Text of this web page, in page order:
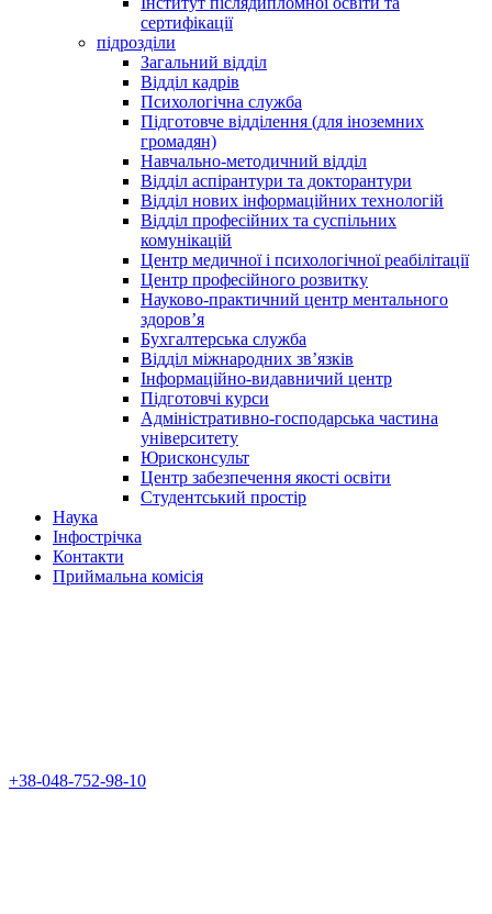
сертифікації
підрозділи
Загальний відділ
Відділ кадрів
Психологічна служба
Підготовче відділення (для іноземних
громадян)
Навчально-методичний відділ
Відділ аспірантури та докторантури
Відділ нових інформаційних технологій
Відділ професійних та суспільних
комунікацій
Центр медичної і психологічної реабілітації
Центр професійного розвитку
Науково-практичний центр ментального
здоров’я
Бухгалтерська служба
Відділ міжнародних зв’язків
Інформаційно-видавничий центр
Підготовчі курси
Адміністративно-господарська частина
університету
Юрисконсульт
Центр забезпечення якості освіти
Студентський простір
Наука
Інфострічка
Контакти
Приймальна комісія
+38-048-752-98-10